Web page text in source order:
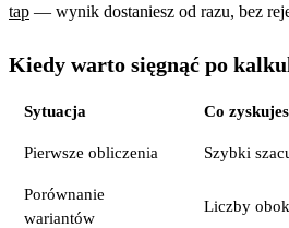
tap — wynik dostaniesz od razu, bez
Kiedy warto sięgnąć po
Sytuacja Co
Pierwsze obliczenia Szybki
Porównanie
wariantów
Liczby